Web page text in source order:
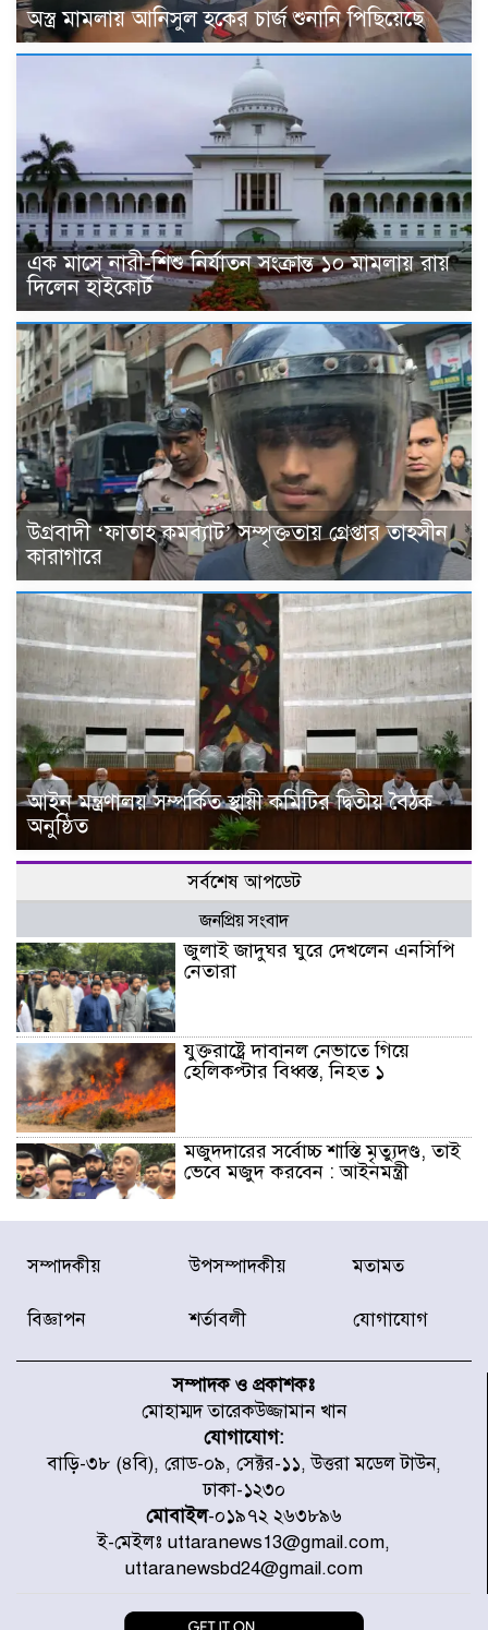
অস্ত্র মামলায় আনিসুল হকের চার্জ শুনানি পিছিয়েছে
এক মাসে নারী-শিশু নির্যাতন সংক্রান্ত ১০ মামলায় রায়
দিলেন হাইকোর্ট
উগ্রবাদী ‘ফাতাহ কমব্যাট’ সম্পৃক্ততায় গ্রেপ্তার তাহসীন
কারাগারে
আইন মন্ত্রণালয় সম্পর্কিত স্থায়ী কমিটির দ্বিতীয় বৈঠক
অনুষ্ঠিত
সর্বশেষ আপডেট
জনপ্রিয় সংবাদ
জুলাই জাদুঘর ঘুরে দেখলেন এনসিপি
নেতারা
যুক্তরাষ্ট্রে দাবানল নেভাতে গিয়ে
হেলিকপ্টার বিধ্বস্ত, নিহত ১
মজুদদারের সর্বোচ্চ শাস্তি মৃত্যুদণ্ড, তাই
ভেবে মজুদ করবেন : আইনমন্ত্রী
আন্তর্জাতিক আদিবাসী দিবস: রাষ্ট্রের
দায়িত্ব ও দায়বদ্ধতা II – মং এ খেন
সৌদি-তুরস্ক-পাকিস্তান
সাড়ে ৭ ঘণ্টা পর ঢাকা-ময়মনসিংহ
রুটে ট্রেন চলাচল স্বাভাবিক
ইনফান্তিনোকে নরওয়ে ফুটবল প্রধানের
আল্টিমেটাম
সম্পাদকীয় উপসম্পাদকীয় মতামত
বিজ্ঞাপন শর্তাবলী যোগাযোগ
সম্পাদক ও প্রকাশকঃ
মোহাম্মদ তারেকউজ্জামান খান
যোগাযোগ:
বাড়ি-৩৮ (৪বি), রোড-০৯, সেক্টর-১১, উত্তরা মডেল টাউন,
ঢাকা-১২৩০
মোবাইল-০১৯৭২ ২৬৩৮৯৬
ই-মেইলঃ uttaranews13@gmail.com,
uttaranewsbd24@gmail.com